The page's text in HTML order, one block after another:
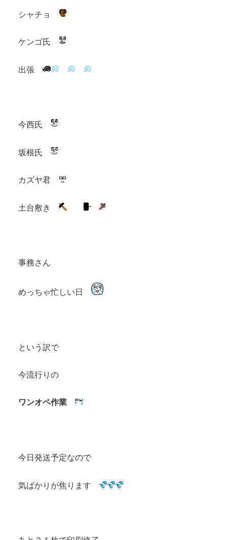
シャチョ
ケンゴ氏
出張
今西氏
坂根氏
カズヤ君
土台敷き
事務さん
めっちゃ忙しい日
という訳で
今流行りの
ワンオペ作業
今日発送予定なので
気ばかりが焦ります